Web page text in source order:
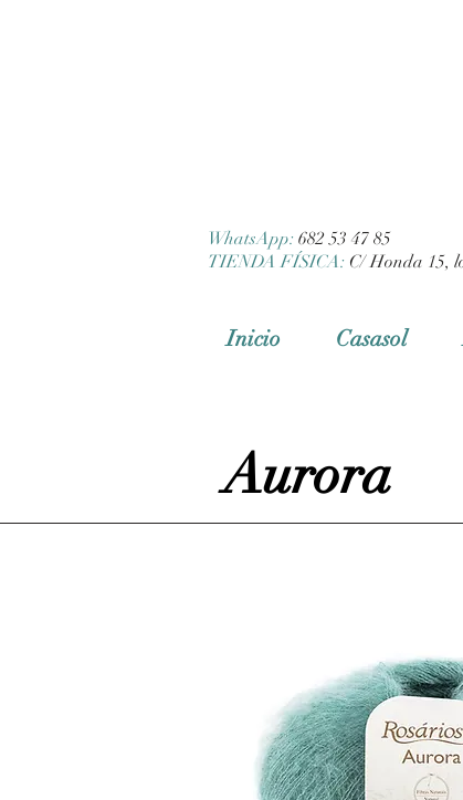
WhatsApp: 682 53 47 85
TIENDA FÍSICA: C/ Honda 15,
Inicio Casasol
Aurora